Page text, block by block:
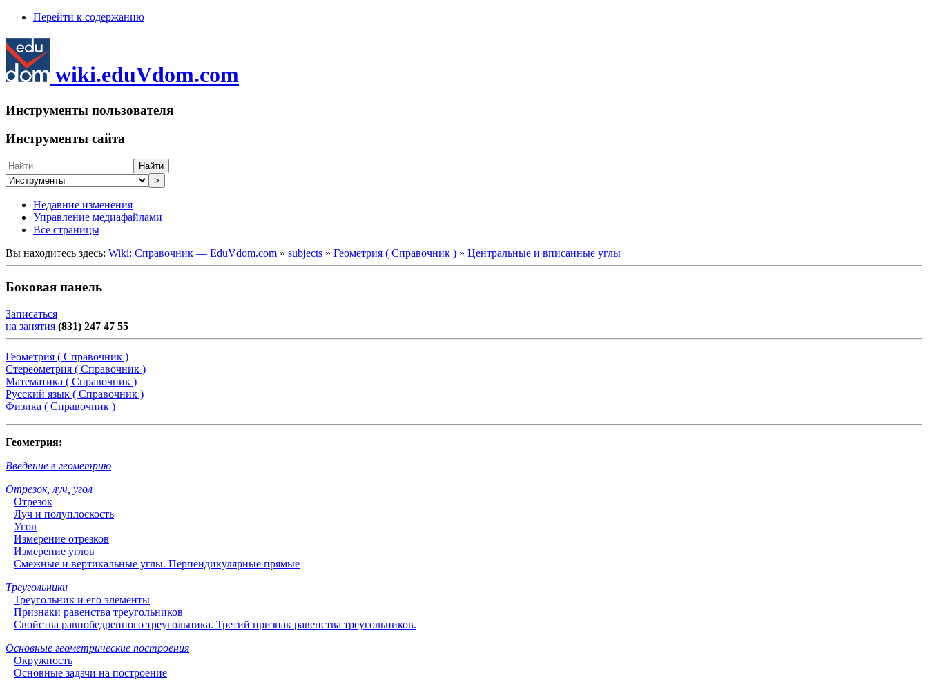
Перейти к содержанию
wiki.eduVdom.com
Инструменты пользователя
Инструменты сайта
Найти
>
Недавние изменения
Управление медиафайлами
Все страницы
Вы находитесь здесь: Wiki: Справочник — EduVdom.com » subjects » Геометрия ( Справочник ) » Центральные и вписанные углы
Боковая панель
Записаться
на занятия (831) 247 47 55
Геометрия ( Справочник )
Стереометрия ( Справочник )
Математика ( Справочник )
Русский язык ( Справочник )
Физика ( Справочник )
Геометрия:
Введение в геометрию
Отрезок, луч, угол
Отрезок
Луч и полуплоскость
Угол
Измерение отрезков
Измерение углов
Смежные и вертикальные углы. Перпендикулярные прямые
Треугольники
Треугольник и его элементы
Признаки равенства треугольников
Свойства равнобедренного треугольника. Третий признак равенства треугольников.
Основные геометрические построения
Окружность
Основные задачи на построение